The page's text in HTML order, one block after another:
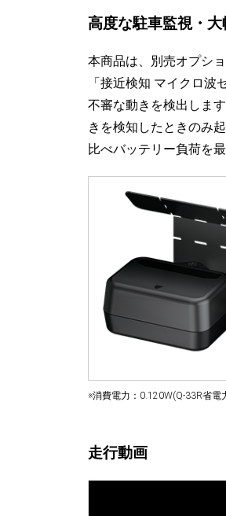
高度な駐車監視・
本商品は、別売オプシ
「接近検知 マイクロ
不審な動きを検出しま
きを検知したときのみ
比べバッテリー負荷を
※消費電力：0.120W(Q-33R省電
走行動画